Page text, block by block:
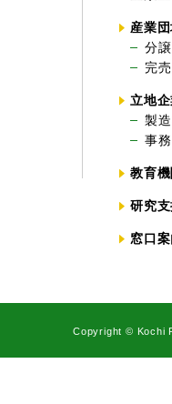
産業
分
完売
立地
製
事
教育機
研究
窓口
Copyright © Kochi